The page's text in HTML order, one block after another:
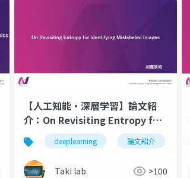
深層学習 人工知能 llm
【人工知能・深層学習】論文紹
介：On Revisiting Entropy for
Identifying Mislabeled
Images
deeplearning 論文紹介
Taki lab. >100